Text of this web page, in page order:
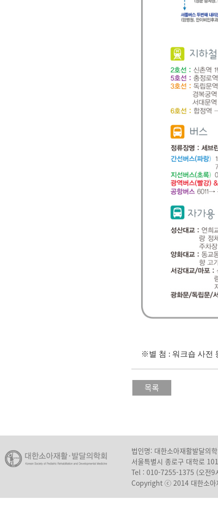
※별 첨 : 워크숍 사전
목록
법인명: 대한소아재활발달의
서울특별시 종로구 대학로
Tel : 010-7255-1375 (오전9
Copyright ⓒ 2014 대한소아